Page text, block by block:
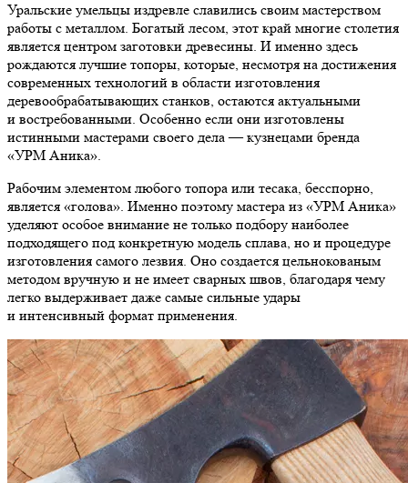
Уральские умельцы издревле славились своим мастерством
работы с металлом. Богатый лесом, этот край многие столетия
является центром заготовки древесины. И именно здесь
рождаются лучшие топоры, которые, несмотря на достижения
современных технологий в области изготовления
деревообрабатывающих станков, остаются актуальными
и востребованными. Особенно если они изготовлены
истинными мастерами своего дела — кузнецами бренда
«УРМ Аника».
Рабочим элементом любого топора или тесака, бесспорно,
является «голова». Именно поэтому мастера из «УРМ Аника»
уделяют особое внимание не только подбору наиболее
подходящего под конкретную модель сплава, но и процедуре
изготовления самого лезвия. Оно создается цельнокованым
методом вручную и не имеет сварных швов, благодаря чему
легко выдерживает даже самые сильные удары
и интенсивный формат применения.